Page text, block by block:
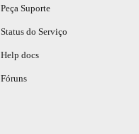
Peça Suporte
Status do Serviço
Help docs
Fóruns